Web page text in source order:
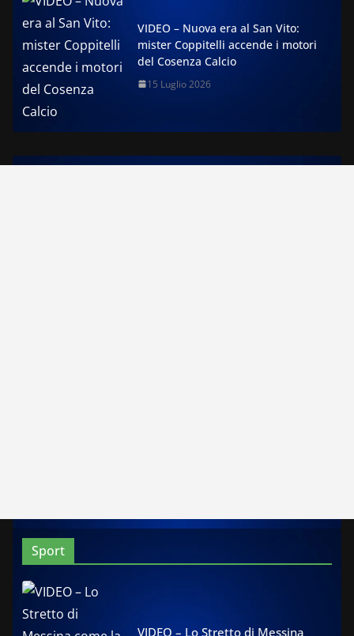
VIDEO – Nuova era al San Vito:
mister Coppitelli accende i motori
del Cosenza Calcio
15 Luglio 2026
Sport
VIDEO – Lo Stretto di Messina